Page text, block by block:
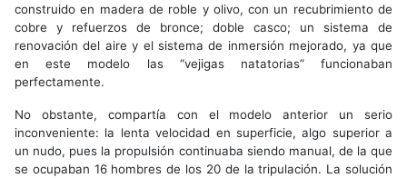
construido en madera de roble y olivo, con un recubrimiento de
cobre y refuerzos de bronce; doble casco; un sistema de
renovación del aire y el sistema de inmersión mejorado, ya que
en este modelo las “vejigas natatorias” funcionaban
perfectamente.
No obstante, compartía con el modelo anterior un serio
inconveniente: la lenta velocidad en superficie, algo superior a
un nudo, pues la propulsión continuaba siendo manual, de la que
se ocupaban 16 hombres de los 20 de la tripulación. La solución